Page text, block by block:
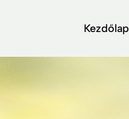
Kezdőlap